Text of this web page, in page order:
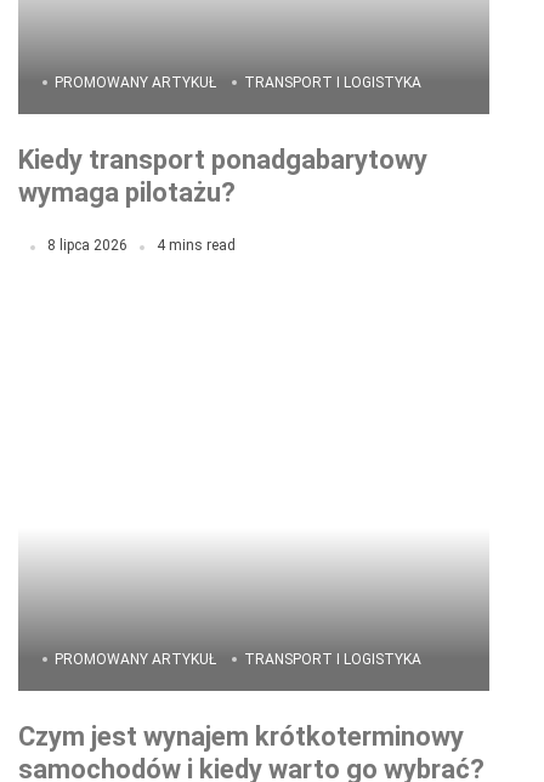
PROMOWANY ARTYKUŁ TRANSPORT I LOGISTYKA
Kiedy transport ponadgabarytowy
wymaga pilotażu?
8 lipca 2026 4 mins read
PROMOWANY ARTYKUŁ TRANSPORT I LOGISTYKA
Czym jest wynajem krótkoterminowy
samochodów i kiedy warto go wybrać?